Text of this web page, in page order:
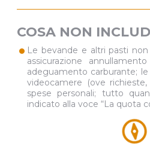
COSA NON
•Le bevande e altri pasti
assicurazione
adeguamento carburante;
videocamere (ove
spese personali; tutto
indicato alla voce “La quota